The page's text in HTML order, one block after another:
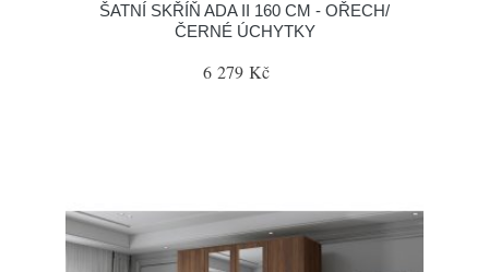
ŠATNÍ SKŘÍŇ ADA II 160 CM - OŘECH/
ČERNÉ ÚCHYTKY
6 279 Kč